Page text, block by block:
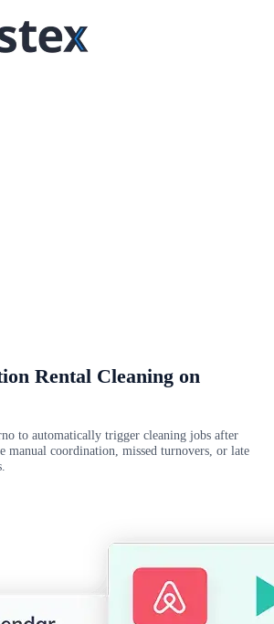
Rental Cleaning on
to automatically trigger cleaning jobs after
manual coordination, missed turnovers, or late